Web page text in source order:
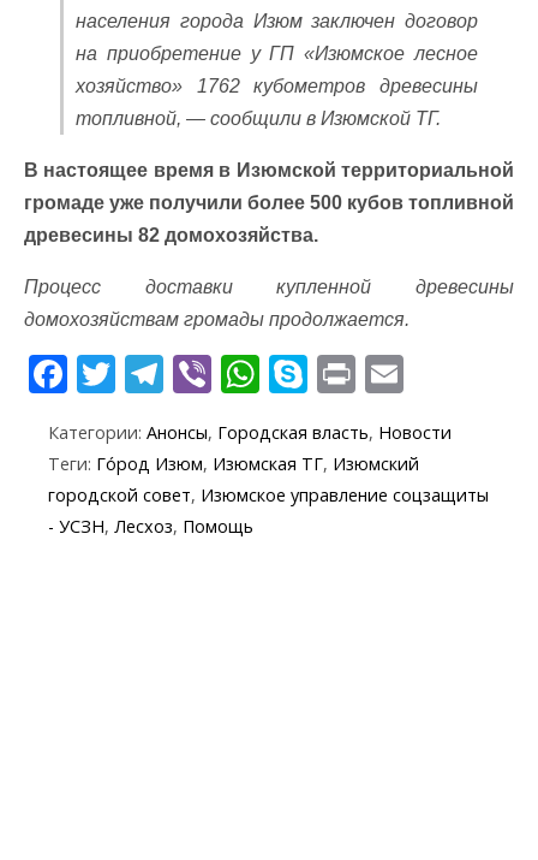
населения города Изюм заключен договор
на приобретение у ГП «Изюмское лесное
хозяйство» 1762 кубометров древесины
топливной, — сообщили в Изюмской ТГ.
В настоящее время в Изюмской территориальной
громаде уже получили более 500 кубов топливной
древесины 82 домохозяйства.
Процесс доставки купленной древесины
домохозяйствам громады продолжается.
F
e
b
o
T
itt
er
T
e
gr
a
Vi
er
W
at
s
S
y
p
Pr
t ai
l
Категории: Анонсы, Городская власть, Новости
Теги: Го́род Изюм, Изюмская ТГ, Изюмский
городской совет, Изюмское управление соцзащиты
- УСЗН, Лесхоз, Помощь